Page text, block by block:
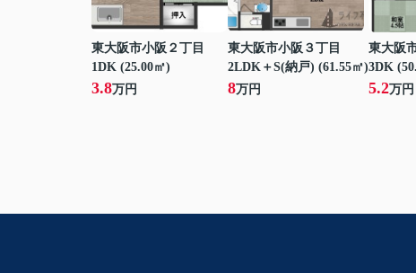
東大阪市小阪２丁目
1DK (25.00㎡)
3.8万円
東大阪市小阪３丁目
2LDK＋S(納戸) (61.55㎡)
8万円
東大阪
3DK
5.2万円